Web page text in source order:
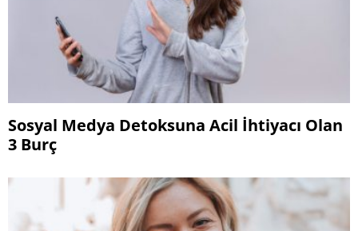
Sosyal Medya Detoksuna Acil İhtiyacı Olan
3 Burç